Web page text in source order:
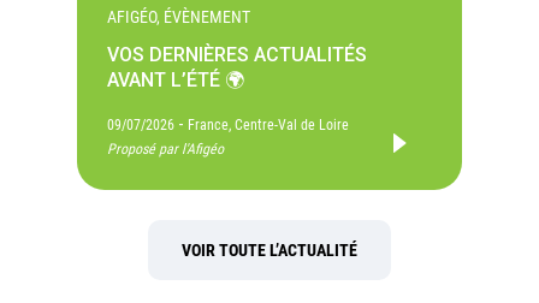
AFIGÉO, ÉVÈNEMENT
VOS DERNIÈRES ACTUALITÉS
AVANT L’ÉTÉ 🌍
09/07/2026 - France, Centre-Val de Loire
Proposé par l'Afigéo
VOIR TOUTE L’ACTUALITÉ